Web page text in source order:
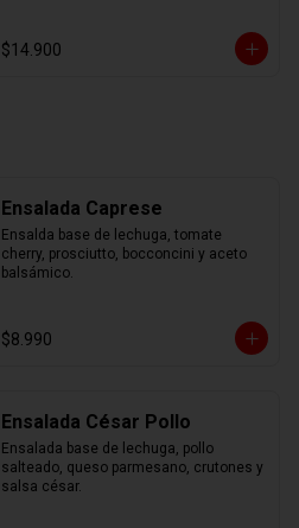
$14.900
Ensalada Caprese
Ensalda base de lechuga, tomate
cherry, prosciutto, bocconcini y aceto
balsámico.
$8.990
Ensalada César Pollo
Ensalada base de lechuga, pollo
salteado, queso parmesano, crutones y
salsa césar.